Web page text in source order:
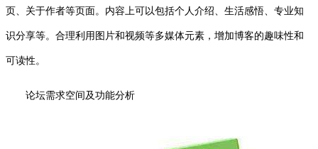
页、关于作者等页面。内容上可以包括个人介绍、生活感悟、专业知
识分享等。合理利用图片和视频等多媒体元素，增加博客的趣味性和
可读性。
论坛需求空间及功能分析